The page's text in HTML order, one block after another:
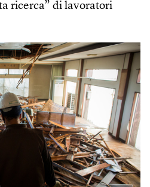
ricerca” di lavoratori